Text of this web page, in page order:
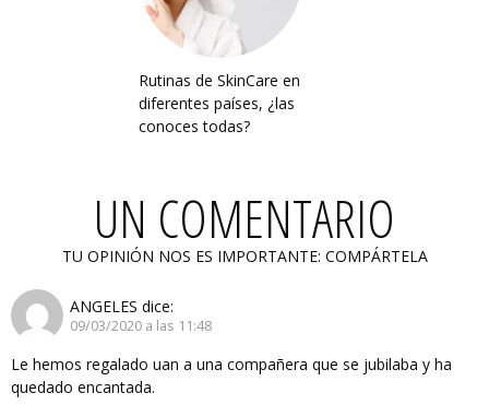
Rutinas de SkinCare en
diferentes países, ¿las
conoces todas?
UN COMENTARIO
TU OPINIÓN NOS ES IMPORTANTE: COMPÁRTELA
ANGELES dice:
09/03/2020 a las 11:48
Le hemos regalado uan a una compañera que se jubilaba y ha
quedado encantada.